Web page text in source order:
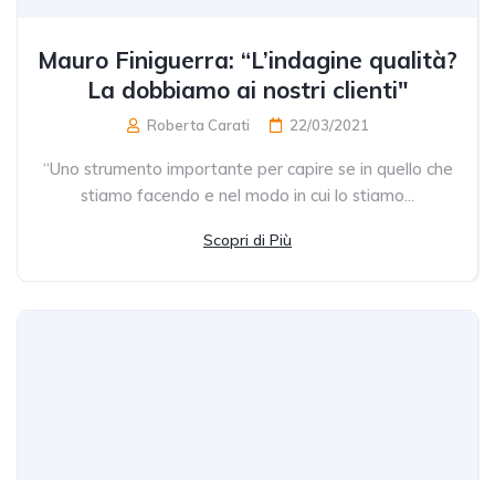
Mauro Finiguerra: “L’indagine qualità?
La dobbiamo ai nostri clienti"
Roberta Carati 22/03/2021
“Uno strumento importante per capire se in quello che
stiamo facendo e nel modo in cui lo stiamo...
Scopri di Più